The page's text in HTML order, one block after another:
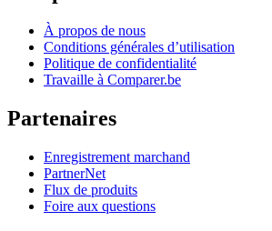
À propos de nous
Conditions générales d’utilisation
Politique de confidentialité
Travaille à Comparer.be
Partenaires
Enregistrement marchand
PartnerNet
Flux de produits
Foire aux questions